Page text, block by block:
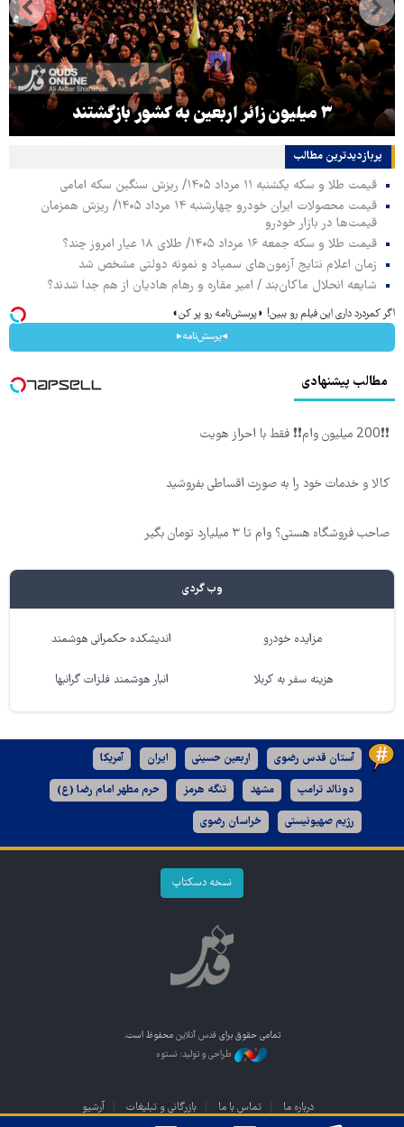
۳ میلیون زائر اربعین به کشور بازگشتند
پربازدیدترین‌ مطالب
قیمت طلا و سکه یکشنبه ۱۱ مرداد ۱۴۰۵/ ریزش سنگین سکه امامی
قیمت محصولات ایران خودرو چهارشنبه ۱۴ مرداد ۱۴۰۵/ ریزش همزمان
قیمت‌ها در بازار خودرو
قیمت طلا و سکه جمعه ۱۶ مرداد ۱۴۰۵/ طلای ۱۸ عیار امروز چند؟
زمان اعلام نتایج آزمون‌های سمپاد و نمونه دولتی مشخص شد
شایعه انحلال ماکان‌بند / امیر مقاره و رهام هادیان از هم جدا شدند؟
اگر کمردرد داری این فیلم رو ببین! ◗پرسش‌نامه رو پر کن◖
◂پرسش‌نامه▸
مطالب پیشنهادی
❗❗200 میلیون وام❗❗ فقط با احراز هویت
کالا و خدمات خود را به صورت اقساطی بفروشید
صاحب فروشگاه هستی؟ وام تا ۳ میلیارد تومان بگیر
وب گردی
مزایده خودرو اندیشکده حکمرانی هوشمند
هزینه سفر به کربلا انبار هوشمند فلزات گرانبها
آستان قدس رضوی اربعین حسینی ایران آمریکا
دونالد ترامپ مشهد تنگه هرمز حرم مطهر امام رضا (ع)
رژیم صهیونیستی خراسان رضوی
نسخه دسکتاپ
تمامی حقوق برای قدس آنلاین محفوظ است.
طراحی و تولید: نستوه
درباره ما تماس با ما بازرگانی و تبلیغات آرشیو